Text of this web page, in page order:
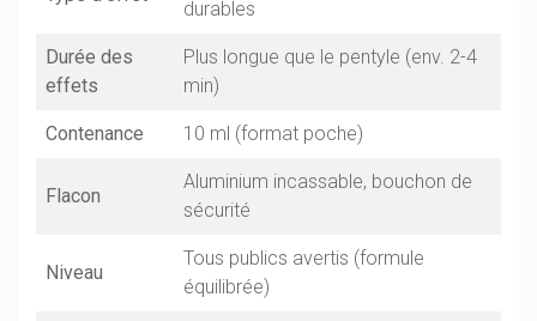
durables
Durée des
effets
Plus longue que le pentyle (env. 2-4
min)
Contenance 10 ml (format poche)
Flacon
Aluminium incassable, bouchon de
sécurité
Niveau
Tous publics avertis (formule
équilibrée)